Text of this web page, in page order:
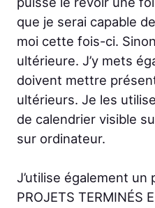
que je serai capable
moi cette fois-ci.
ultérieure. J’y mets
doivent mettre
ultérieurs. Je les
de calendrier visible
sur ordinateur.
J’utilise également
PROJETS TERMINÉS